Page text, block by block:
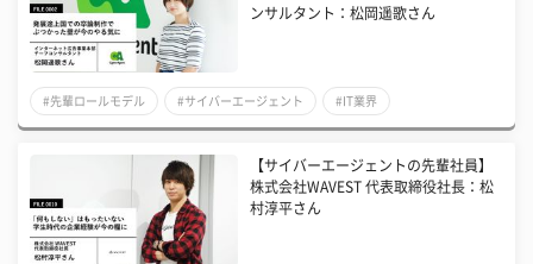
ンサルタント：松岡遥歌さん
#先輩ロールモデル #サイバーエージェント #IT業界
【サイバーエージェントの先輩社員】
株式会社WAVEST 代表取締役社長：松
村淳平さん